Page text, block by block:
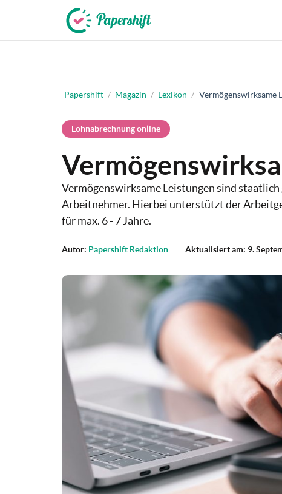
Papershift / Magazin / Lexikon / Vermögenswirksame
Lohnabrechnung online
Vermögenswirksame Leistungen sind
Arbeitnehmer. Hierbei unterstützt der
für max. 6 - 7 Jahre.
Autor: Papershift Redaktion Aktualisiert am: 9.